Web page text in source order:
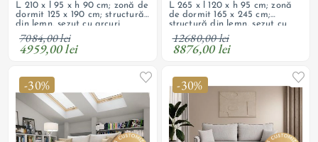
L 210 x l 95 x h 90 cm; zonă de
dormit 125 x 190 cm; structură
din lemn, șezut cu arcuri
ondulate și spumă HR de
înaltă calitate, tapițerie din
material textil; ladă
7084,00 lei
4959,00 lei
L 265 x l 120 x h 95 cm; zonă
de dormit 165 x 245 cm;
structură din lemn, șezut cu
arcuri ondulate și spumă HR
de înaltă calitate, tapițerie
din material textil; ladă
12680,00 lei
8876,00 lei
-30% -30%